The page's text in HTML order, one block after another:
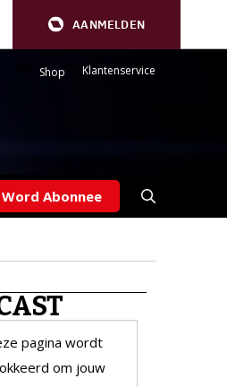
AANMELDEN
Shop Klantenservice
Word Abonnee
pagina wordt
om jouw